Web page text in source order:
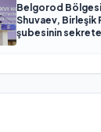
Belgorod Bölgesi
Shuvaev, Birleşik
şubesinin